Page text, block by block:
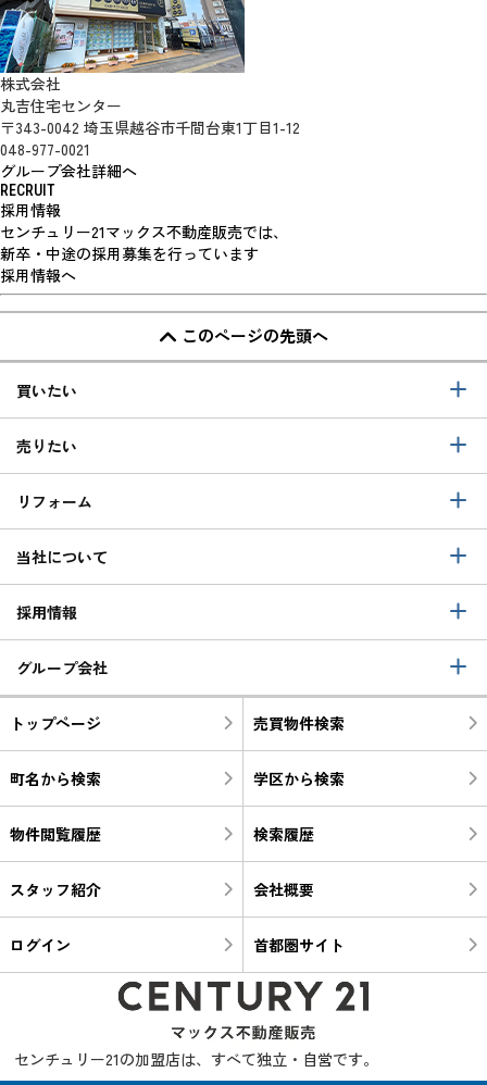
株式会社
丸吉住宅センター
〒343-0042 埼玉県越谷市千間台東1丁目1-12
048-977-0021
グループ会社詳細へ
RECRUIT
採用情報
センチュリー21マックス不動産販売では、
新卒・中途の採用募集を行っています
採用情報へ
このページの先頭へ
買いたい
売りたい
リフォーム
当社について
採用情報
グループ会社
トップページ 売買物件検索
町名から検索 学区から検索
物件閲覧履歴 検索履歴
スタッフ紹介 会社概要
ログイン 首都圏サイト
センチュリー21の加盟店は、すべて独立・自営です。